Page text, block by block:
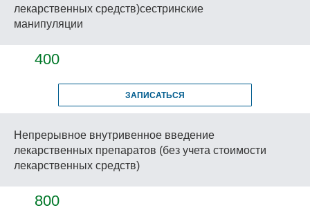
лекарственных средств)сестринские
манипуляции
400
ЗАПИСАТЬСЯ
Непрерывное внутривенное введение
лекарственных препаратов (без учета стоимости
лекарственных средств)
800